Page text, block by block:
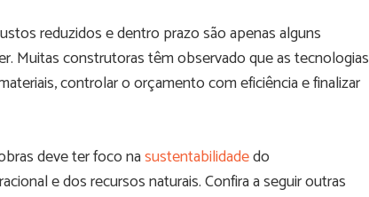
reduzidos e dentro prazo são apenas alguns
Muitas construtoras têm observado que as tecnologias
controlar o orçamento com eficiência e finalizar
deve ter foco nasustentabilidadedo
e dos recursos naturais. Confira a seguir outras